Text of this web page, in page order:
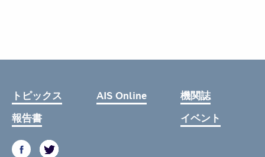
トピックス AIS Online
機関誌
報告書
イベント